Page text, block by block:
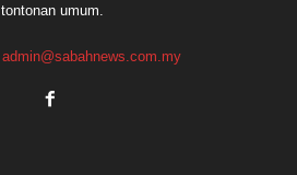
tontonan umum.
admin@sabahnews.com.my